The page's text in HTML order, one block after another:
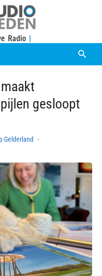
Radio |
gesloopt
Gelderland